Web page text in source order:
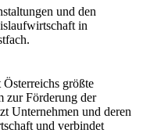
und den
in
größte
zur Förderung der
Unternehmen und deren
und verbindet